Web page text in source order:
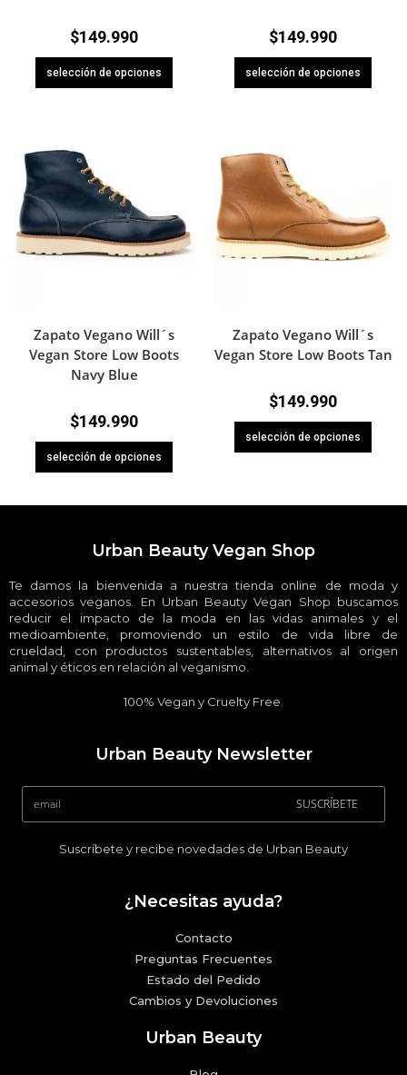
$149.990
selección de opciones
$149.990
selección de opciones
Zapato Vegano Will´s
Vegan Store Low Boots
Navy Blue
$149.990
selección de opciones
Zapato Vegano Will´s
Vegan Store Low Boots Tan
$149.990
selección de opciones
Urban Beauty Vegan Shop
Te damos la bienvenida a nuestra tienda online de moda y
accesorios veganos. En Urban Beauty Vegan Shop buscamos
reducir el impacto de la moda en las vidas animales y el
medioambiente, promoviendo un estilo de vida libre de
crueldad, con productos sustentables, alternativos al origen
animal y éticos en relación al veganismo.
100% Vegan y Cruelty Free.
Urban Beauty Newsletter
SUSCRÍBETE
Suscríbete y recibe novedades de Urban Beauty
¿Necesitas ayuda?
Contacto
Preguntas Frecuentes
Estado del Pedido
Cambios y Devoluciones
Urban Beauty